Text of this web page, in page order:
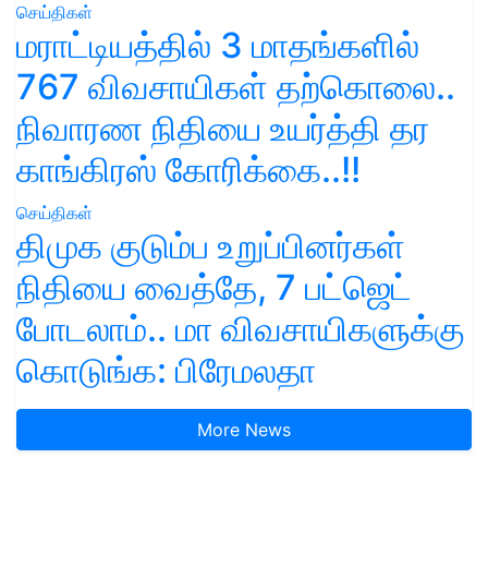
செய்திகள்
மராட்டியத்தில் 3 மாதங்களில்
767 விவசாயிகள் தற்கொலை..
நிவாரண நிதியை உயர்த்தி தர
காங்கிரஸ் கோரிக்கை..!!
செய்திகள்
திமுக குடும்ப உறுப்பினர்கள்
நிதியை வைத்தே, 7 பட்ஜெட்
போடலாம்.. மா விவசாயிகளுக்கு
கொடுங்க: பிரேமலதா
More News